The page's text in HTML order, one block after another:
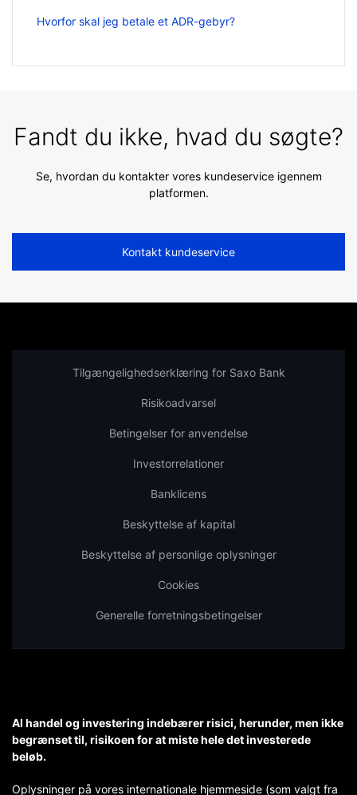
Hvorfor skal jeg betale et ADR-gebyr?
Fandt du ikke, hvad du søgte?
Se, hvordan du kontakter vores kundeservice igennem
platformen.
Kontakt kundeservice
Tilgængelighedserklæring for Saxo Bank
Risikoadvarsel
Betingelser for anvendelse
Investorrelationer
Banklicens
Beskyttelse af kapital
Beskyttelse af personlige oplysninger
Cookies
Generelle forretningsbetingelser
Al handel og investering indebærer risici, herunder, men ikke
begrænset til, risikoen for at miste hele det investerede
beløb.
Oplysninger på vores internationale hjemmeside (som valgt fra